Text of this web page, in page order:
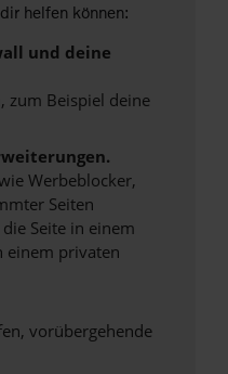
helfen können:
und deine
zum Beispiel deine
Werbeblocker,
Seiten
Seite in einem
einem privaten
vorübergehende